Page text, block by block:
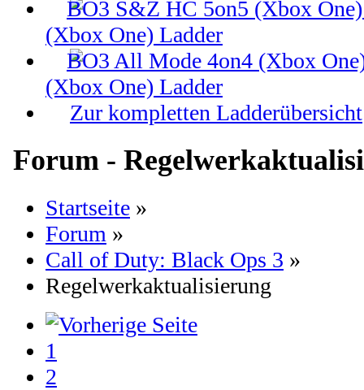
(Xbox One) Ladder
(Xbox One) Ladder
Zur kompletten Ladderübersicht
Forum -
Startseite »
Forum »
Call of Duty: Black Ops 3 »
Regelwerkaktualisierung
1
2